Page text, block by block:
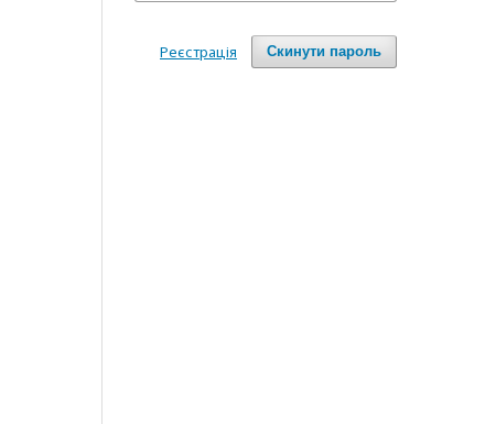
Скинути пароль
Реєстрація